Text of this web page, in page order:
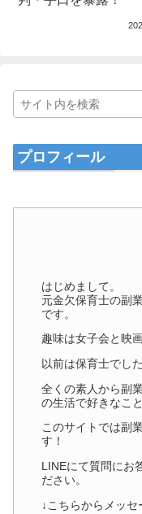
プロフィール
はじめまして。
元金欠保育士の副
です。
趣味は女子会と映
以前は保育士でした
全くの素人から副
の生活で好きなこ
このサイトでは副
す！
LINEにて質問にお
ださい。
↓こちらからメッセ